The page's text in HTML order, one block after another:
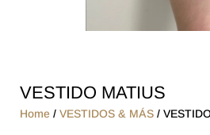
VESTIDO MATIUS
Home / VESTIDOS & MÁS/